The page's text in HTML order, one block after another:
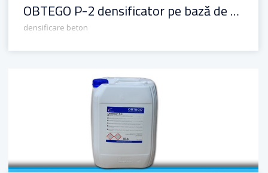
OBTEGO P-2 densificator pe bază de apă cu litiu
densificare beton